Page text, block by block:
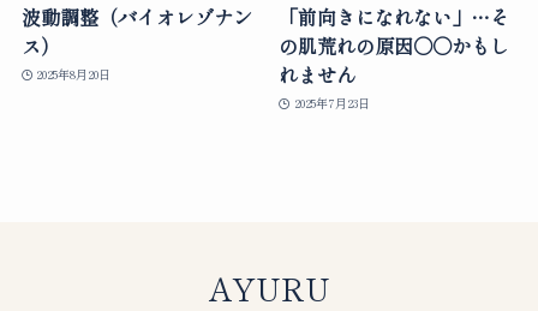
波動調整（バイオレゾナン
ス）
2025年8月20日
「前向きになれない」…そ
の肌荒れの原因○○かもし
れません
2025年7月23日
AYURU